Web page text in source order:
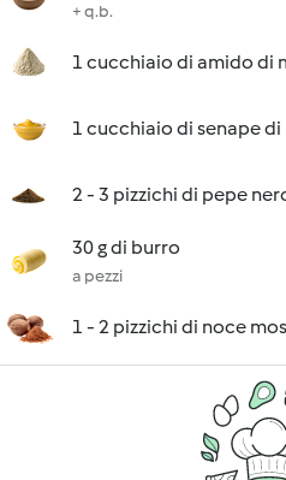
+ q.b.
1 cucchiaio di amido di
1 cucchiaio di senape di
2 - 3 pizzichi di pepe
30 g di burro
a pezzi
1 - 2 pizzichi di noce